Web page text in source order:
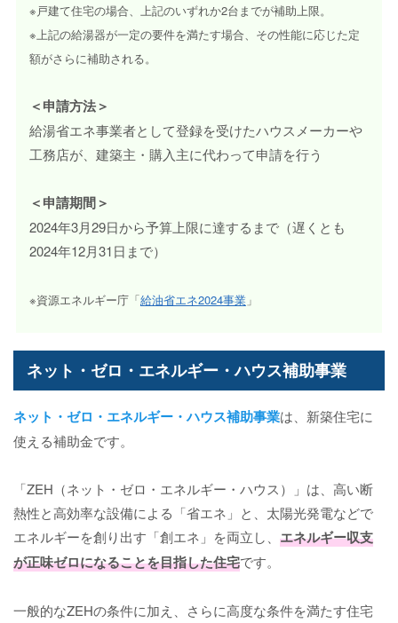
※戸建て住宅の場合、上記のいずれか2台までが補助上限。
※上記の給湯器が一定の要件を満たす場合、その性能に応じた定
額がさらに補助される。
＜申請方法＞
給湯省エネ事業者として登録を受けたハウスメーカーや
工務店が、建築主・購入主に代わって申請を行う
＜申請期間＞
2024年3月29日から予算上限に達するまで（遅くとも
2024年12月31日まで）
※資源エネルギー庁「給油省エネ2024事業」
ネット・ゼロ・エネルギー・ハウス補助事業
ネット・ゼロ・エネルギー・ハウス補助事業は、新築住宅に
使える補助金です。
「ZEH（ネット・ゼロ・エネルギー・ハウス）」は、高い断
熱性と高効率な設備による「省エネ」と、太陽光発電などで
エネルギーを創り出す「創エネ」を両立し、 エネルギー収支
が正味ゼロになることを目指した住宅です。
一般的なZEHの条件に加え、さらに高度な条件を満たす住宅